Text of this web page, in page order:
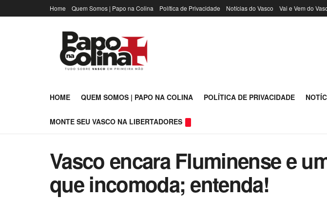
Home Quem Somos | Papo na Colina Política de Privacidade Notícias do Vasco Vai e Vem do
HOME QUEM SOMOS | PAPO NA COLINA POLÍTICA DE PRIVACIDADE
MONTE SEU VASCO NA LIBERTADORES
Vasco encara Fluminense e
que incomoda; entenda!